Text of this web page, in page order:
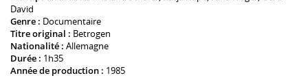
David
Genre : Documentaire
Titre original : Betrogen
Nationalité : Allemagne
Durée : 1h35
Année de production : 1985